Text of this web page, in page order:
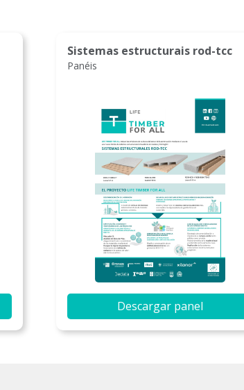
Sistemas estructurais rod-tcc
Panéis
Descargar panel